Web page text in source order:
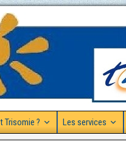
Trisomie ? Les services